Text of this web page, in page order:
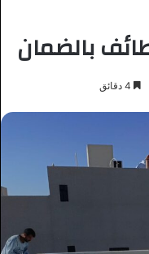
بالضمان